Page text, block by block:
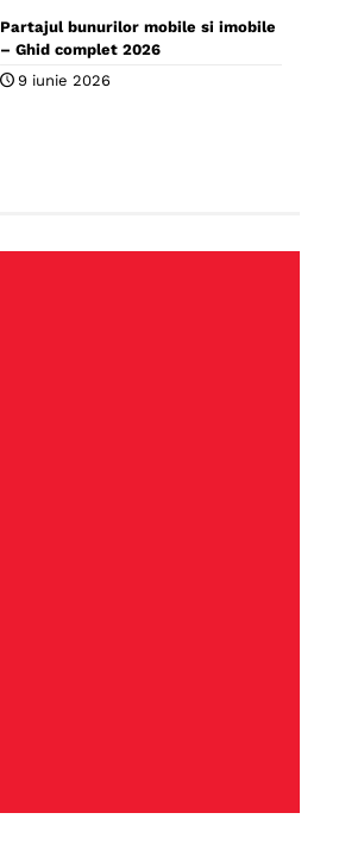
Partajul bunurilor mobile si imobile
– Ghid complet 2026
9 iunie 2026